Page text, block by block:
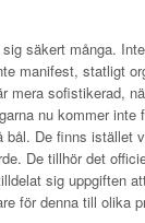
säkert många.
manifest, statligt
mera sofistikerad,
nu kommer inte
De finns istället
De tillhör det
sig uppgiften
för denna till olika